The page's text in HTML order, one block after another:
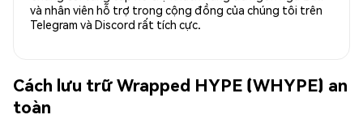
và nhân viên hỗ trợ trong cộng đồng của chúng tôi trên
Telegram và Discord rất tích cực.
Cách lưu trữ Wrapped HYPE (WHYPE) an
toàn